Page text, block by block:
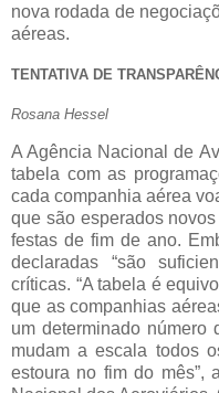
nova rodada de
aéreas.
TENTATIVA DE
Rosana Hessel
A Agência Nacional de
tabela com as
cada companhia aérea
que são esperados
festas de fim de ano.
declaradas “são
críticas. “A tabela é
que as companhias
um determinado número
mudam a escala todos
estoura no fim do mês”,